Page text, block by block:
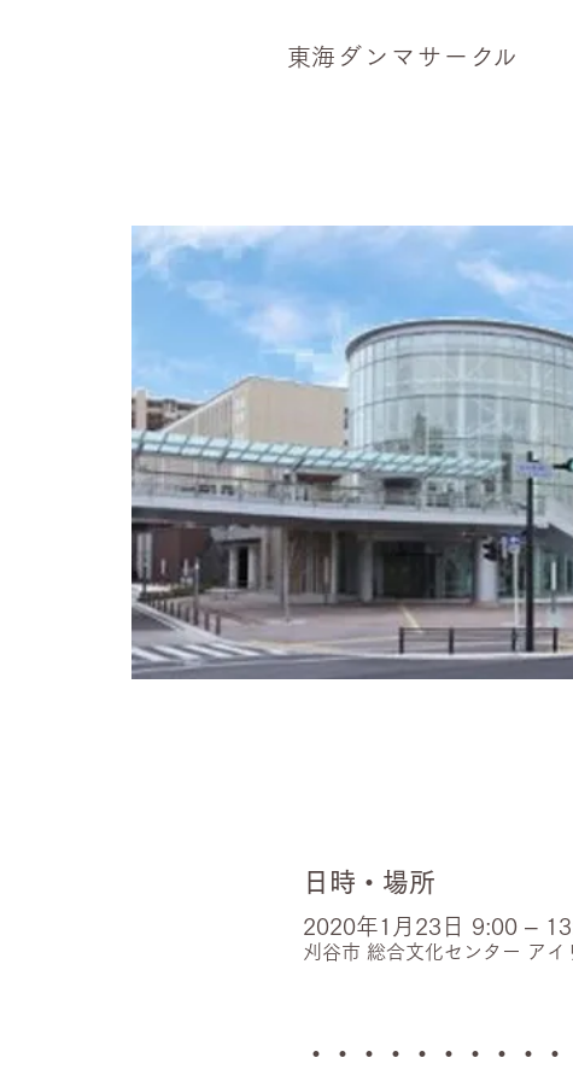
​東海ダンマサー ク ル
日時・場所
2020年1月23日 9:00 –
刈谷市 総合文化センター ア
・・・・・・・・・